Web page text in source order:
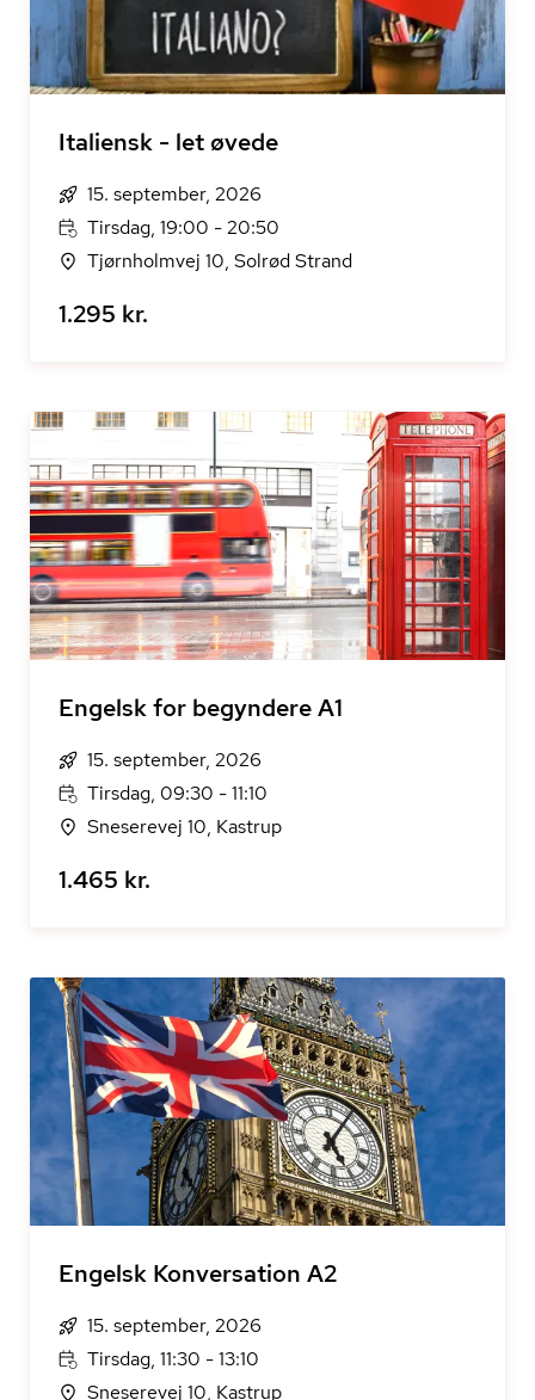
Italiensk - let øvede
15. september, 2026
Tirsdag, 19:00 - 20:50
Tjørnholmvej 10, Solrød Strand
1.295 kr.
Engelsk for begyndere A1
15. september, 2026
Tirsdag, 09:30 - 11:10
Sneserevej 10, Kastrup
1.465 kr.
Engelsk Konversation A2
15. september, 2026
Tirsdag, 11:30 - 13:10
Sneserevej 10, Kastrup